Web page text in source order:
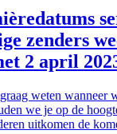
zenders
2 april
weten wanneer
we je op de
uitkomen de